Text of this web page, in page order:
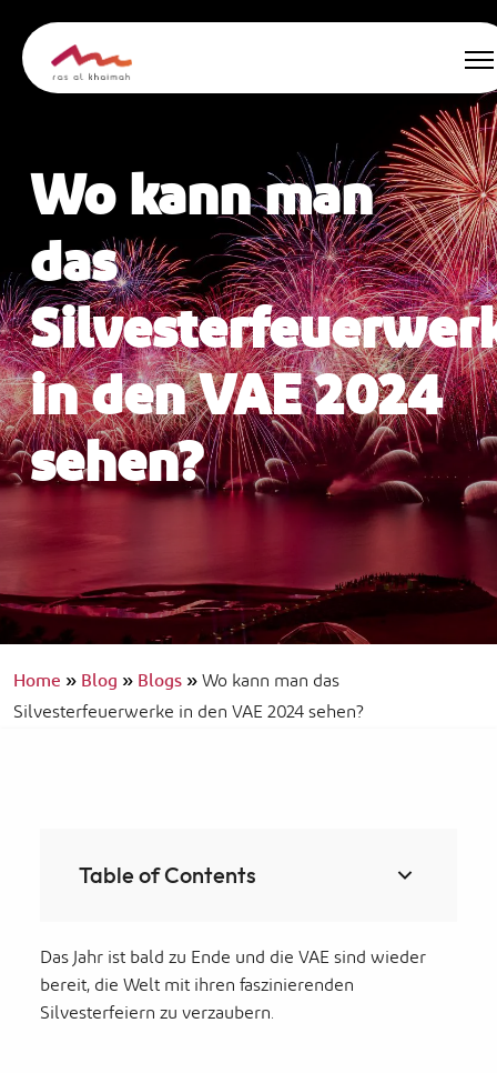
Nechte se inspirovat
Co dělat
Naplánujte si výlet
🇨🇿 CS Události
Wo kann man
das
in den VAE 2024
sehen?
Home»Blog»Blogs»Wo kann man das
Silvesterfeuerwerke in den VAE 2024 sehen?
Table of Contents
Das Jahr ist bald zu Ende und die VAE sind wieder
bereit, die Welt mit ihren faszinierenden
Silvesterfeiern zu verzaubern.